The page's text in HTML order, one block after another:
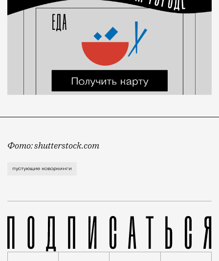
Фото: shutterstock.com
Популярность съемных рабочих мест упала
пустующие коворкинги